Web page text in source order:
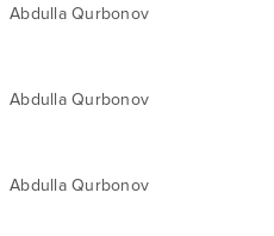
Abdulla Qurbonov
Abdulla Qurbonov
Abdulla Qurbonov